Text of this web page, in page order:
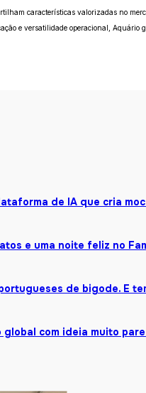
características valorizadas no
e versatilidade operacional,
de IA que cria
e uma noite feliz no
de bigode. E
global com ideia muito